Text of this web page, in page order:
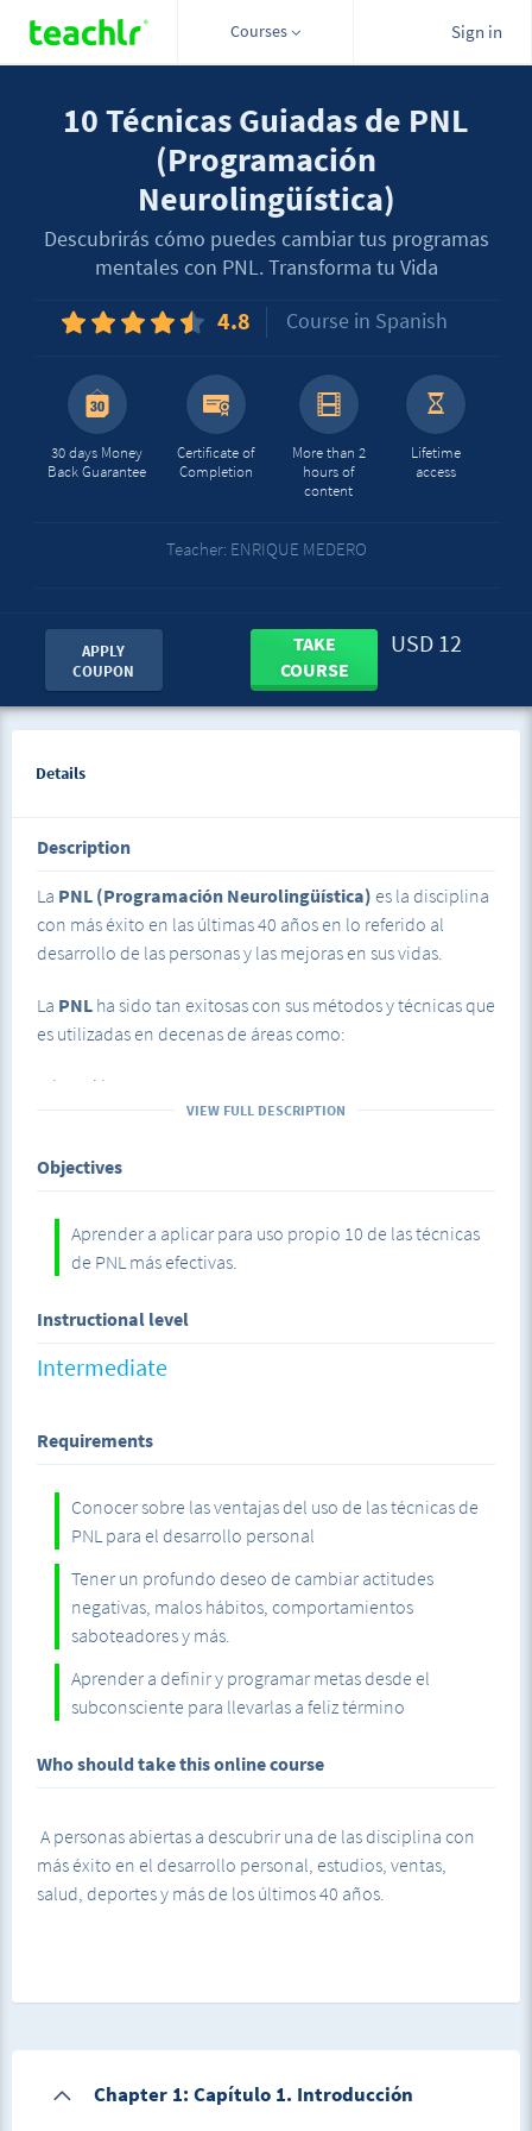
Courses Sign in
10 Técnicas Guiadas de PNL
(Programación
Neurolingüística)
Descubrirás cómo puedes cambiar tus programas
mentales con PNL. Transforma tu Vida
4.8 Course in Spanish
30 days Money
Back Guarantee
Certificate of
Completion
More than 2
hours of
content
Lifetime
access
Teacher: ENRIQUE MEDERO
APPLY
COUPON
TAKE
COURSE
USD 12
Details
Description
La PNL (Programación Neurolingüística) es la disciplina
con más éxito en las últimas 40 años en lo referido al
desarrollo de las personas y las mejoras en sus vidas.
La PNL ha sido tan exitosas con sus métodos y técnicas que
es utilizadas en decenas de áreas como:
Educación
Ventas
Seducción
Desarrollo personal entre otros.
mejores
Neurolingüística
Usar cualidades
Motivación.
Autoestima.
Lograr metas.
Resolver problemas con otras personas.
Cambiar malo hábitos.
Tener voluntad.
Cada clase explica el por que de la técnica de PNL
VIEW FULL DESCRIPTION
Objectives
Aprender a aplicar para uso propio 10 de las técnicas
de PNL más efectivas.
Instructional level
Intermediate
Requirements
Conocer sobre las ventajas del uso de las técnicas de
PNL para el desarrollo personal
Tener un profundo deseo de cambiar actitudes
negativas, malos hábitos, comportamientos
saboteadores y más.
Aprender a definir y programar metas desde el
subconsciente para llevarlas a feliz término
Who should take this online course
A personas abiertas a descubrir una de las disciplina con
más éxito en el desarrollo personal, estudios, ventas,
salud, deportes y más de los últimos 40 años.
Chapter 1: Capítulo 1. Introducción